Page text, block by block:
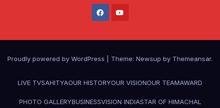
Proudly powered by WordPress Theme: Newsup by Themeansar.
LIVE TVSAHITYAOUR HISTORYOUR VISIONOUR TEAMAWARD
PHOTO GALLERYBUSINESSVISION INDIASTAR OF HIMACHAL